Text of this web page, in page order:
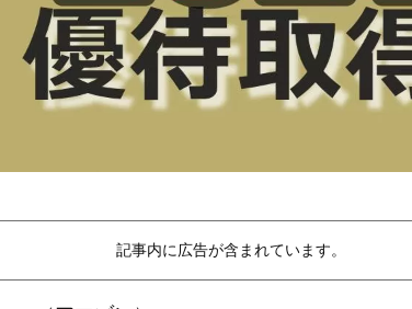
記事内に広告が含まれています。